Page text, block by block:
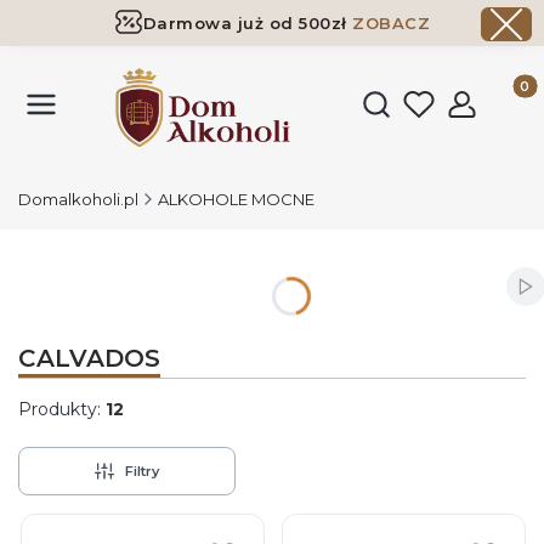
Darmowa już od 500zł ZOBACZ
Otwórz
Domalkoholi.pl ALKOHOLE MOCNE
CALVADOS
Produkty: 12
Filtry